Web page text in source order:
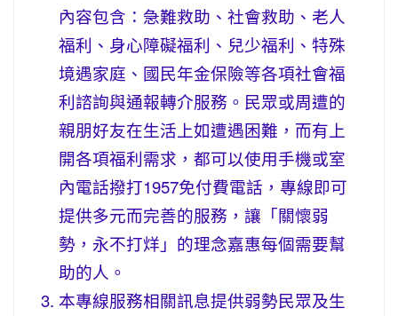
內容包含：急難救助、社會救助、老人
福利、身心障礙福利、兒少福利、特殊
境遇家庭、國民年金保險等各項社會福
利諮詢與通報轉介服務。民眾或周遭的
親朋好友在生活上如遭遇困難，而有上
開各項福利需求，都可以使用手機或室
內電話撥打1957免付費電話，專線即可
提供多元而完善的服務，讓「關懷弱
勢，永不打烊」的理念嘉惠每個需要幫
助的人。
本專線服務相關訊息提供弱勢民眾及生